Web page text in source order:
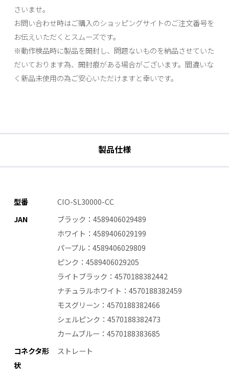
さいませ。
お問い合わせ時はご購入のショッピングサイトのご注文番号を
お伝えいただくとスムーズです。
※動作検品時に製品を開封し、問題ないものを納品させていた
だいております為、開封痕がある場合がございます。間違いな
く新品未使用の為ご安心いただけますと幸いです。
製品仕様
型番
CIO-SL30000-CC
JAN
ブラック：4589406029489
ホワイト：4589406029199
パープル：4589406029809
ピンク：4589406029205
ライトブラック：4570188382442
ナチュラルホワイト：4570188382459
モスグリーン：4570188382466
シェルピンク：4570188382473
カームブルー：4570188383685
コネクタ形
状
ストレート